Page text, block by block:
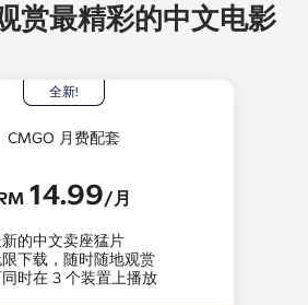
赏最精彩的中文电影
全新!
CMGO 月费配套
14.99/月
的中文卖座猛片
下载，随时随地观赏
时在 3 个装置上播放